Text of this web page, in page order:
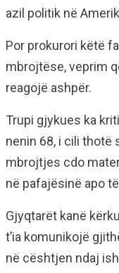
azil politik në
Por prokurori këtë
mbrojtëse, veprim
reagojë ashpër.
Trupi gjykues ka
nenin 68, i cili thotë
mbrojtjes cdo
në pafajësinë apo
Gjyqtarët kanë
t’ia komunikojë
në cështjen ndaj